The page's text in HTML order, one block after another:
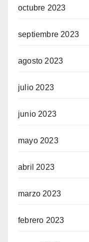
octubre 2023
septiembre 2023
agosto 2023
julio 2023
junio 2023
mayo 2023
abril 2023
marzo 2023
febrero 2023